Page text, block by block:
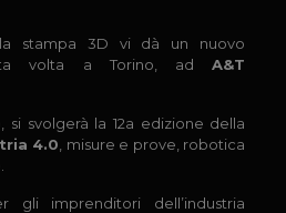
stampa 3D vi dà un nuovo
volta a Torino, adA&T
, si svolgerà la 12a edizione della
4.0 , misure e prove, robotica
imprenditori dell’industria